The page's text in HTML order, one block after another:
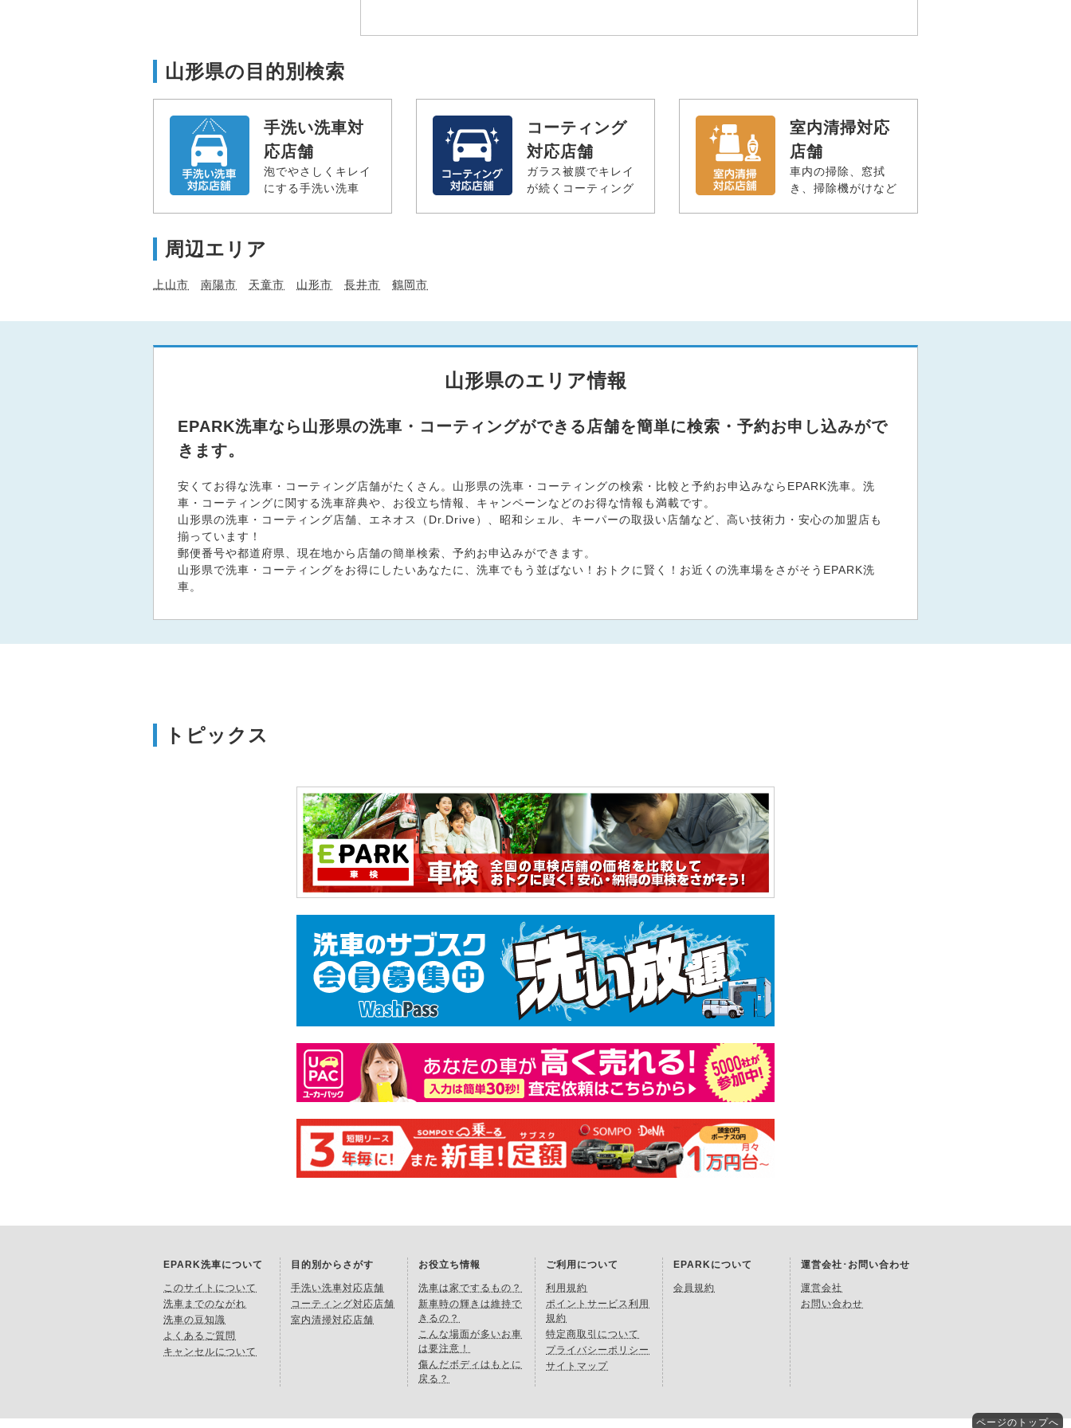
山形県の目的別検索
手洗い洗車対
応店舗
泡でやさしくキレイ
にする手洗い洗車
コーティング
対応店舗
ガラス被膜でキレイ
が続くコーティング
室内清掃対応
店舗
車内の掃除、窓拭
き、掃除機がけなど
周辺エリア
上山市 南陽市 天童市 山形市 長井市 鶴岡市
山形県のエリア情報
EPARK洗車なら山形県の洗車・コーティングができる店舗を簡単に検索・予約お申し込みがで
きます。
安くてお得な洗車・コーティング店舗がたくさん。山形県の洗車・コーティングの検索・比較と予約お申込みならEPARK洗車。洗
車・コーティングに関する洗車辞典や、お役立ち情報、キャンペーンなどのお得な情報も満載です。
山形県の洗車・コーティング店舗、エネオス（Dr.Drive）、昭和シェル、キーパーの取扱い店舗など、高い技術力・安心の加盟店も
揃っています！
郵便番号や都道府県、現在地から店舗の簡単検索、予約お申込みができます。
山形県で洗車・コーティングをお得にしたいあなたに、洗車でもう並ばない！おトクに賢く！お近くの洗車場をさがそうEPARK洗
車。
トピックス
EPARK洗車について
このサイトについて
洗車までのながれ
洗車の豆知識
よくあるご質問
キャンセルについて
目的別からさがす
手洗い洗車対応店舗
コーティング対応店舗
室内清掃対応店舗
お役立ち情報
洗車は家でするもの？
新車時の輝きは維持で
きるの？
こんな場面が多いお車
は要注意！
傷んだボディはもとに
戻る？
ご利用について
利用規約
ポイントサービス利用
規約
特定商取引について
プライバシーポリシー
サイトマップ
EPARKについて
会員規約
運営会社･お問い合わせ
運営会社
お問い合わせ
ページの トップへ